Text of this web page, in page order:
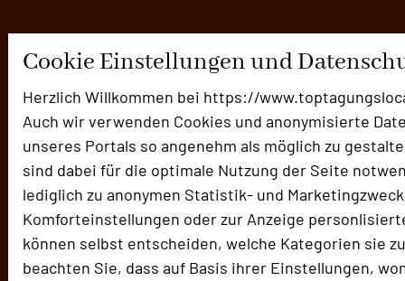
Cookie Einstellungen und
Herzlich Willkommen bei https://
Auch wir verwenden Cookies und anonymisierte
unseres Portals so angenehm als möglich zu
sind dabei für die optimale Nutzung der Seite
lediglich zu anonymen Statistik- und
Komforteinstellungen oder zur Anzeige
können selbst entscheiden, welche Kategorien sie
beachten Sie, dass auf Basis ihrer Einstellungen,
Tagungsanfragen
ZEITERSPARNIS
Es wird voll in deutschen Tagungs- und Eventlocations - wir
suchen für Sie Kapazitäten
Hier starten